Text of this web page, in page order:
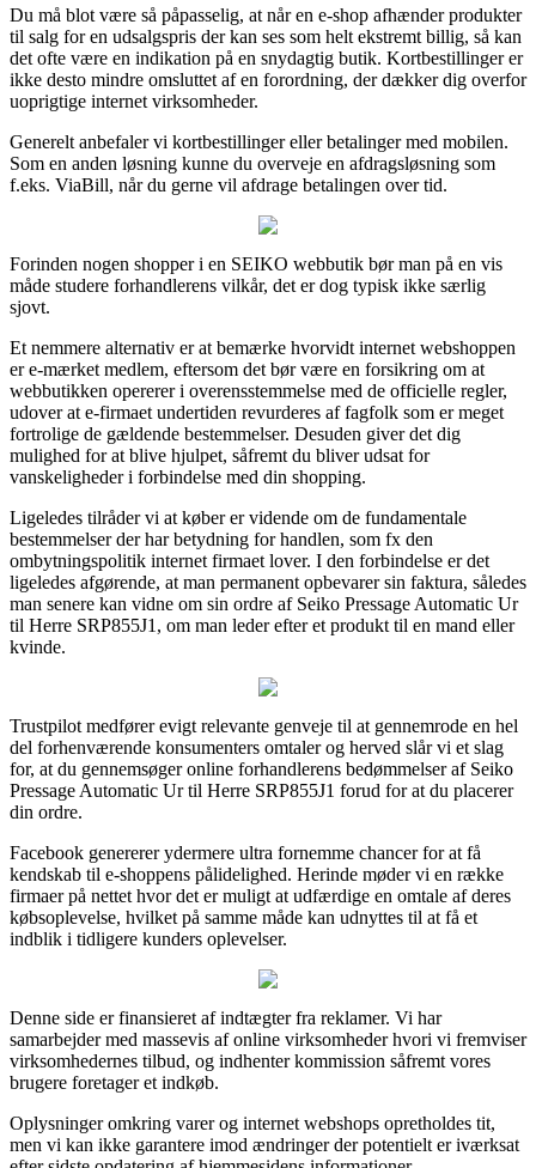
Du må blot være så påpasselig, at når en e-shop afhænder produkter
til salg for en udsalgspris der kan ses som helt ekstremt billig, så kan
det ofte være en indikation på en snydagtig butik. Kortbestillinger er
ikke desto mindre omsluttet af en forordning, der dækker dig overfor
uoprigtige internet virksomheder.
Generelt anbefaler vi kortbestillinger eller betalinger med mobilen.
Som en anden løsning kunne du overveje en afdragsløsning som
f.eks. ViaBill, når du gerne vil afdrage betalingen over tid.
Forinden nogen shopper i en SEIKO webbutik bør man på en vis
måde studere forhandlerens vilkår, det er dog typisk ikke særlig
sjovt.
Et nemmere alternativ er at bemærke hvorvidt internet webshoppen
er e-mærket medlem, eftersom det bør være en forsikring om at
webbutikken opererer i overensstemmelse med de officielle regler,
udover at e-firmaet undertiden revurderes af fagfolk som er meget
fortrolige de gældende bestemmelser. Desuden giver det dig
mulighed for at blive hjulpet, såfremt du bliver udsat for
vanskeligheder i forbindelse med din shopping.
Ligeledes tilråder vi at køber er vidende om de fundamentale
bestemmelser der har betydning for handlen, som fx den
ombytningspolitik internet firmaet lover. I den forbindelse er det
ligeledes afgørende, at man permanent opbevarer sin faktura, således
man senere kan vidne om sin ordre af Seiko Pressage Automatic Ur
til Herre SRP855J1, om man leder efter et produkt til en mand eller
kvinde.
Trustpilot medfører evigt relevante genveje til at gennemrode en hel
del forhenværende konsumenters omtaler og herved slår vi et slag
for, at du gennemsøger online forhandlerens bedømmelser af Seiko
Pressage Automatic Ur til Herre SRP855J1 forud for at du placerer
din ordre.
Facebook genererer ydermere ultra fornemme chancer for at få
kendskab til e-shoppens pålidelighed. Herinde møder vi en række
firmaer på nettet hvor det er muligt at udfærdige en omtale af deres
købsoplevelse, hvilket på samme måde kan udnyttes til at få et
indblik i tidligere kunders oplevelser.
Denne side er finansieret af indtægter fra reklamer. Vi har
samarbejder med massevis af online virksomheder hvori vi fremviser
virksomhedernes tilbud, og indhenter kommission såfremt vores
brugere foretager et indkøb.
Oplysninger omkring varer og internet webshops opretholdes tit,
men vi kan ikke garantere imod ændringer der potentielt er iværksat